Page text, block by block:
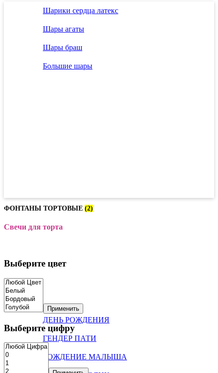
Шарики сердца латекс
Шары агаты
Шары браш
Большие шары
Событие
ДЕНЬ РОЖДЕНИЯ
ГЕНДЕР ПАТИ
РОЖДЕНИЕ МАЛЫША
ФОНТАНЫ ТОРТОВЫЕ (2)
Свечи для торта
Выберите цвет
Применить
Выберите цифру